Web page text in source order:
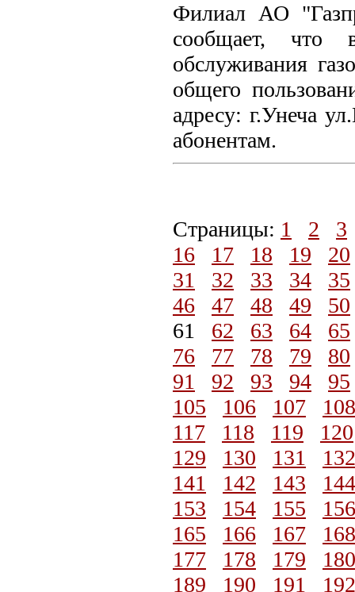
Филиал АО
сообщает, что
обслуживания
общего
адресу: г.Унеча
абонентам.
Страницы: 1 2
3
16
17 18 19
20
31
32 33 34
35
46
47 48 49
50
61 62 63 64
65
76
77 78 79
80
91
92 93 94
95
105
106 107
108
117
118 119
120
129
130 131
132
141
142 143
144
153
154 155
156
165
166 167
168
177
178 179
180
189
190 191
192